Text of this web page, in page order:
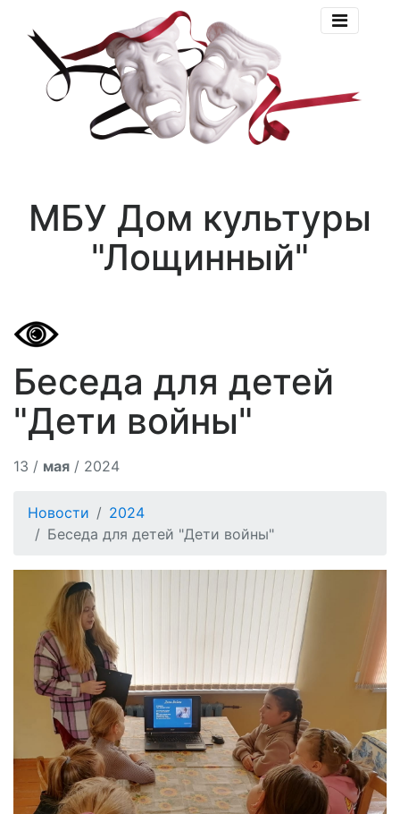
МБУ Дом культуры
"Лощинный"
Беседа для детей
"Дети войны"
13 / мая / 2024
Новости
2024
Беседа для детей "Дети войны"